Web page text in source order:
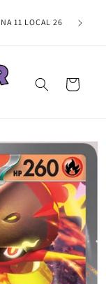
11 LOCAL 26 TE
Carrito